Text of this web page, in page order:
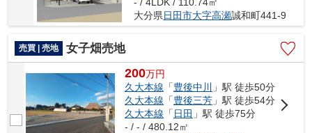
- / 4LDK / 110.74㎡
大分県日田市大字高瀬誠和町441-9
売買 | 売地 女子畑売地
200万円
久大本線 「豊後中川
」駅 徒歩50分
久大本線 「豊後三芳 」駅 徒歩54分
久大本線 「 日田 」駅 徒歩75分
- / - / 480.12㎡